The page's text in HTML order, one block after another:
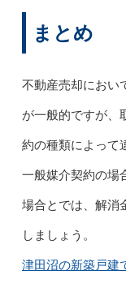
まとめ
不動産売却におい
が一般的ですが、
約の種類によって
一般媒介契約の場
場合とでは、解消
しましょう。
津田沼の新築戸建